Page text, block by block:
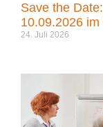
Save the
10.09.2026
24. Juli 2026